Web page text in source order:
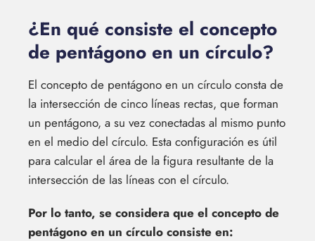
¿En qué consiste el concepto
de pentágono en un círculo?
El concepto de pentágono en un círculo consta de
la intersección de cinco líneas rectas, que forman
un pentágono, a su vez conectadas al mismo punto
en el medio del círculo. Esta configuración es útil
para calcular el área de la figura resultante de la
intersección de las líneas con el círculo.
Por lo tanto, se considera que el concepto de
pentágono en un círculo consiste en: